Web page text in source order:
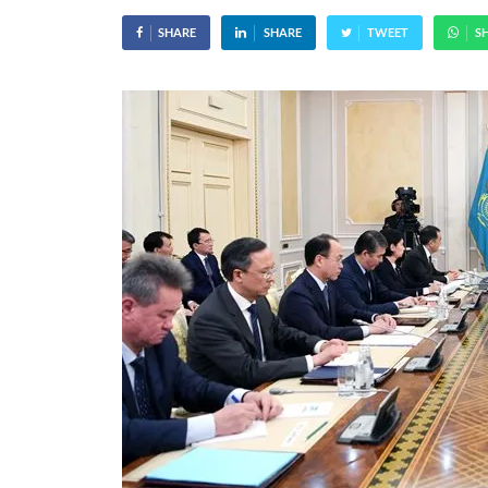
SHARE SHARE TWEET